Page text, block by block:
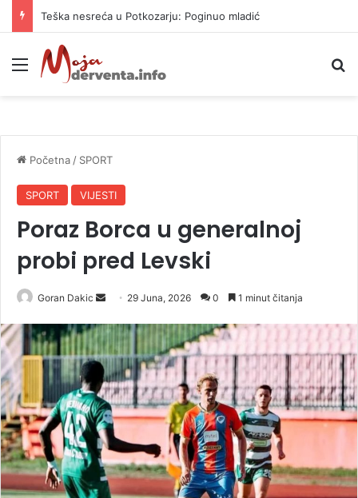
Teška nesreća u Potkozarju: Poginuo mladić
Meni
Početna / SPORT
SPORT VIJESTI
Poraz Borca u generalnoj
probi pred Levski
Goran Dakic
n
d
a
n
e
m
a
i
l
29 Juna, 2026 0 1 minut čitanja